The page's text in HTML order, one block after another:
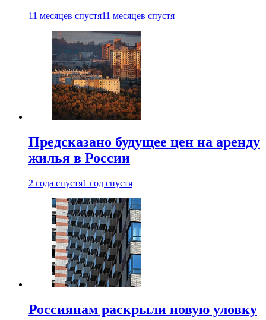
11 месяцев спустя11 месяцев спустя
Предсказано будущее цен на аренду
жилья в России
2 года спустя1 год спустя
Россиянам раскрыли новую уловку